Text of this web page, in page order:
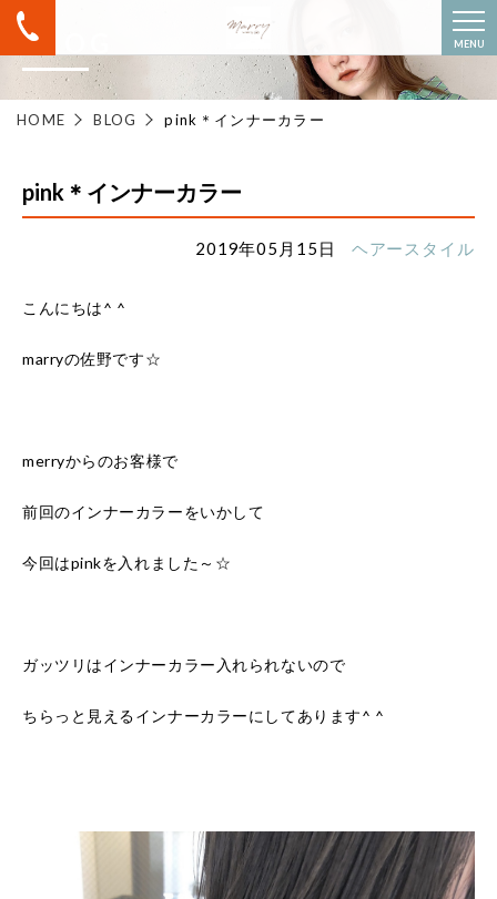
MENU
BLOG
HOME BLOG pink＊インナーカラー
pink＊インナーカラー
2019年05月15日 ヘアースタイル
こんにちは^ ^
marryの佐野です☆
merryからのお客様で
前回のインナーカラーをいかして
今回はpinkを入れました～☆
ガッツリはインナーカラー入れられないので
ちらっと見えるインナーカラーにしてあります^ ^